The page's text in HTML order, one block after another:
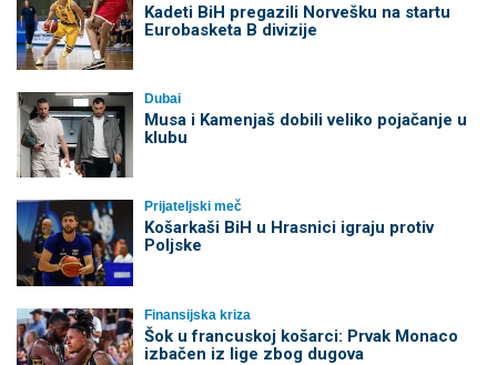
Kadeti BiH pregazili Norvešku na startu
Eurobasketa B divizije
Dubai
Musa i Kamenjaš dobili veliko pojačanje u
klubu
Prijateljski meč
Košarkaši BiH u Hrasnici igraju protiv
Poljske
Finansijska kriza
Šok u francuskoj košarci: Prvak Monaco
izbačen iz lige zbog dugova